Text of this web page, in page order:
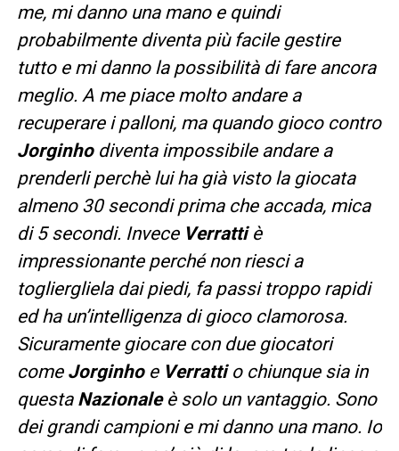
me, mi danno una mano e quindi
probabilmente diventa più facile gestire
tutto e mi danno la possibilità di fare ancora
meglio. A me piace molto andare a
recuperare i palloni, ma quando gioco contro
Jorginhodiventa impossibile andare a
prenderli perchè lui ha già visto la giocata
almeno 30 secondi prima che accada, mica
di 5 secondi. Invece Verrattiè
impressionante perché non riesci a
togliergliela dai piedi, fa passi troppo rapidi
ed ha un’intelligenza di gioco clamorosa.
Sicuramente giocare con due giocatori
come Jorginhoe Verrattio chiunque sia in
questa Nazionaleè solo un vantaggio. Sono
dei grandi campioni e mi danno una mano. Io